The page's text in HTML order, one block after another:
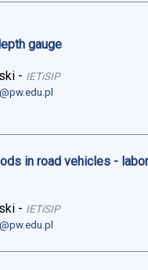
gauge
- IETiSIP
in road vehicles -
- IETiSIP